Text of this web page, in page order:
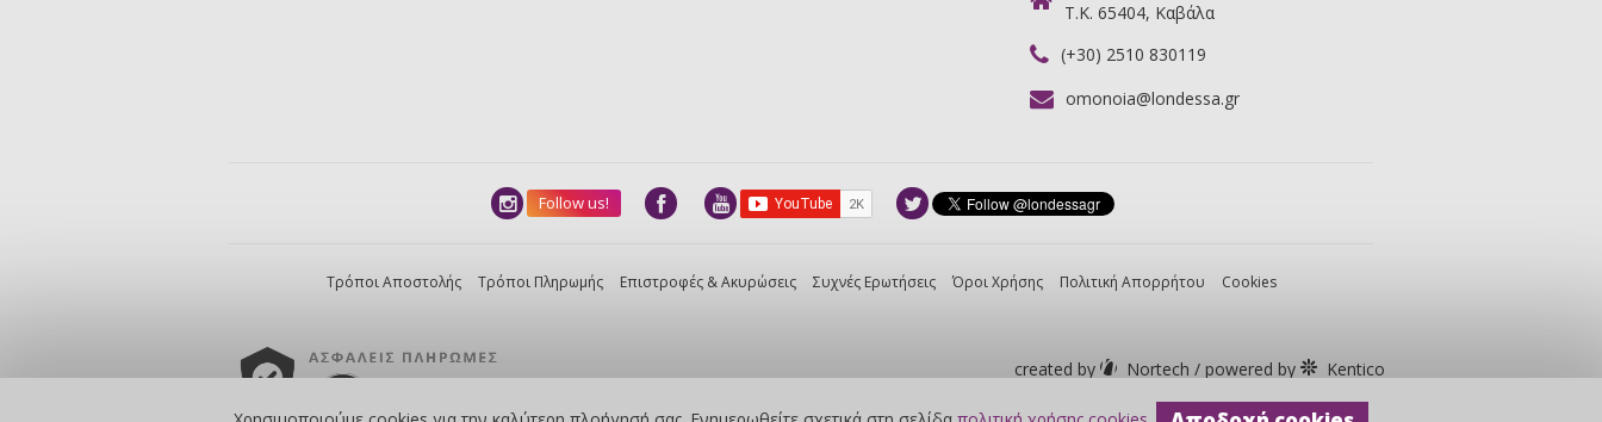
Τ.Κ. 65404, Καβάλα
(+30) 2510 830119
omonoia@londessa.gr
Follow us!
Τρόποι Αποστολής Τρόποι Πληρωμής Επιστροφές & Ακυρώσεις Συχνές Ερωτήσεις Όροι Χρήσης Πολιτική Απορρήτου Cookies
created by Nortech / powered by
Kentico